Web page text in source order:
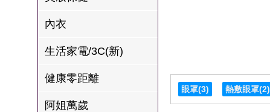
沈玉琳代言羊
海瑞摃丸
八兩排烤肉組
內衣
生活家電/3C(新)
健康零距離
阿姐萬歲
眼罩(3) 熱敷眼罩(2)